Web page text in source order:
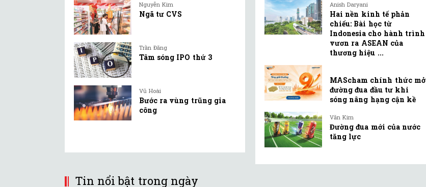
Nguyễn Kim
Ngã tư CVS
Trần Đăng
Tâm sóng IPO thứ 3
Vũ Hoài
Bước ra vùng trũng gia
công
Anish Daryani
Hai nền kinh tế phản
chiếu: Bài học từ
Indonesia cho hành trình
vươn ra ASEAN của
thương hiệu ...
MAScham chính thức mở
đường đua đầu tư khi
sóng nâng hạng cận kề
Văn Kim
Đường đua mới của nước
tăng lực
Tin nổi bật trong ngày